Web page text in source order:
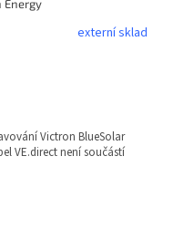
Energy
externí sklad
Victron BlueSolar
VE.direct není součástí